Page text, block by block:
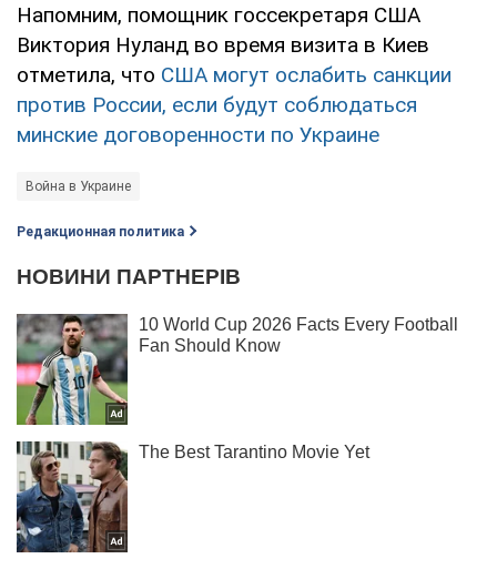
Напомним, помощник госсекретаря США
Виктория Нуланд во время визита в Киев
отметила, что США могут ослабить санкции
против России, если будут соблюдаться
минские договоренности по Украине
Война в Украине
Редакционная политика